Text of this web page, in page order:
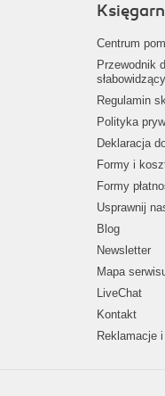
Centrum
Przewodnik
Regulamin
Polityka
Deklaracja
Formy i
Formy
Usprawnij
Blog
Newsletter
Mapa
LiveChat
Kontakt
Reklamacje